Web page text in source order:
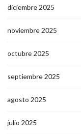
diciembre 2025
noviembre 2025
octubre 2025
septiembre 2025
agosto 2025
julio 2025